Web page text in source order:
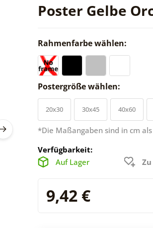
Poster Gelbe
Rahmenfarbe wählen:
Postergröße wählen:
20x30 30x45 40x60
*Die Maßangaben sind in cm
Verfügbarkeit:
Auf Lager
9,42 €